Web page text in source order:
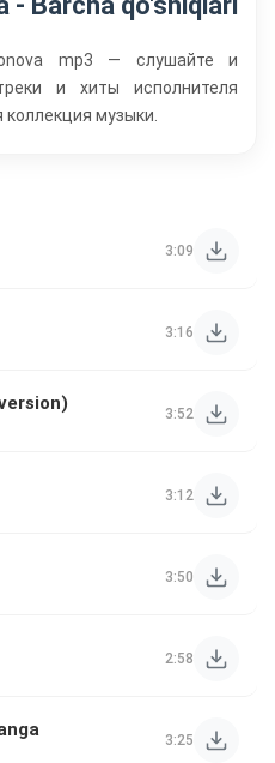
mp3 — слушайте и
и хиты исполнителя
музыки.
3:09
3:16
3:52
3:12
3:50
2:58
3:25